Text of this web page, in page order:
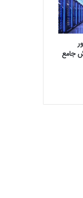
جامع